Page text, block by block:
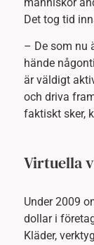
Det tog tid
– De som nu
hände
är väldigt
och driva
faktiskt sker,
Virtuella
Under 2009
dollar i
Kläder,